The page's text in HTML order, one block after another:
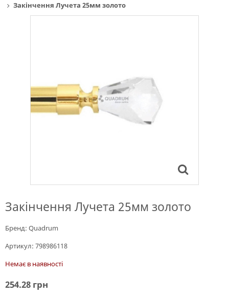
Закінчення Лучета 25мм золото
Закінчення Лучета 25мм золото
Бренд: Quadrum
Артикул: 798986118
Немає в наявності
254.28 грн